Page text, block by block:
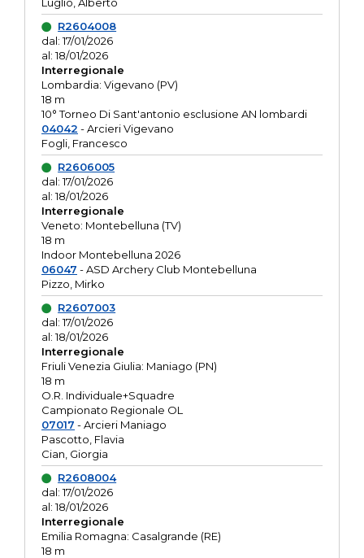
R2604008
dal: 17/01/2026
al: 18/01/2026
Interregionale
Lombardia: Vigevano (PV)
18 m
10° Torneo Di Sant'antonio esclusione AN lombardi
04042 - Arcieri Vigevano
Fogli, Francesco
R2606005
dal: 17/01/2026
al: 18/01/2026
Interregionale
Veneto: Montebelluna (TV)
18 m
Indoor Montebelluna 2026
06047 - ASD Archery Club Montebelluna
Pizzo, Mirko
R2607003
dal: 17/01/2026
al: 18/01/2026
Interregionale
Friuli Venezia Giulia: Maniago (PN)
18 m
O.R. Individuale+Squadre
Campionato Regionale OL
07017 - Arcieri Maniago
Pascotto, Flavia
Cian, Giorgia
R2608004
dal: 17/01/2026
al: 18/01/2026
Interregionale
Emilia Romagna: Casalgrande (RE)
18 m